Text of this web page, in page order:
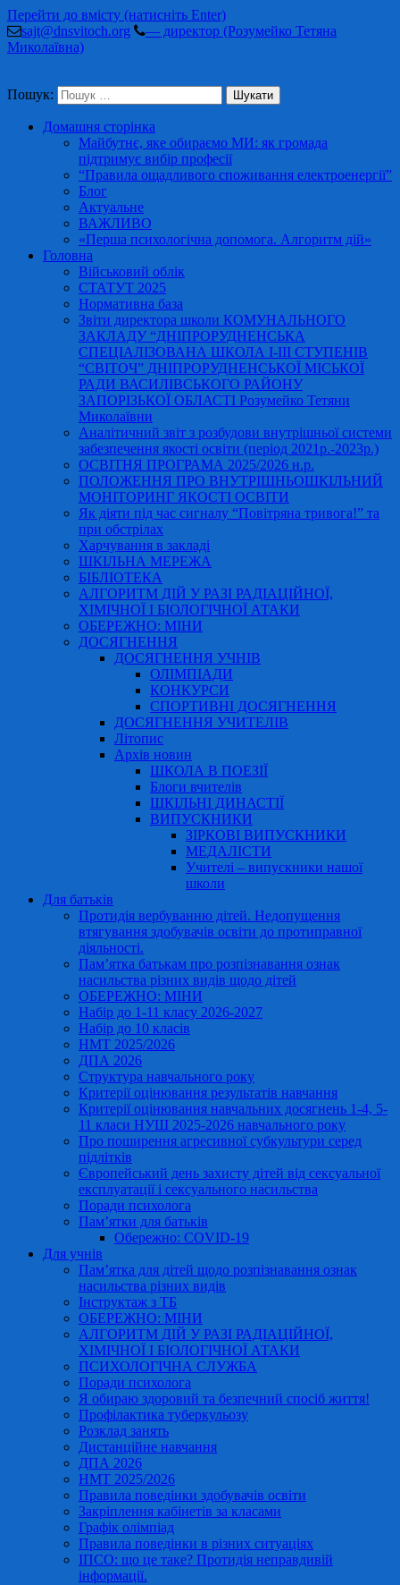
Перейти до вмісту (натисніть Enter)
sajt@dnsvitoch.org
— директор (Розумейко Тетяна
Миколаївна)
Пошук:
Домашня сторінка
Майбутнє, яке обираємо МИ: як громада
підтримує вибір професії
“Правила ощадливого споживання електроенергії”
Блог
Актуальне
ВАЖЛИВО
«Перша психологічна допомога. Алгоритм дій»
Головна
Військовий облік
СТАТУТ 2025
Нормативна база
Звіти директора школи КОМУНАЛЬНОГО
ЗАКЛАДУ “ДНІПРОРУДНЕНСЬКА
СПЕЦІАЛІЗОВАНА ШКОЛА І-ІІІ СТУПЕНІВ
“СВІТОЧ” ДНІПРОРУДНЕНСЬКОЇ МІСЬКОЇ
РАДИ ВАСИЛІВСЬКОГО РАЙОНУ
ЗАПОРІЗЬКОЇ ОБЛАСТІ Розумейко Тетяни
Миколаївни
Аналітичний звіт з розбудови внутрішньої системи
забезпечення якості освіти (період 2021р.-2023р.)
ОСВІТНЯ ПРОГРАМА 2025/2026 н.р.
ПОЛОЖЕННЯ ПРО ВНУТРІШНЬОШКІЛЬНИЙ
МОНІТОРИНГ ЯКОСТІ ОСВІТИ
Як діяти під час сигналу “Повітряна тривога!” та
при обстрілах
Харчування в закладі
ШКІЛЬНА МЕРЕЖА
БІБЛІОТЕКА
АЛГОРИТМ ДІЙ У РАЗІ РАДІАЦІЙНОЇ,
ХІМІЧНОЇ І БІОЛОГІЧНОЇ АТАКИ
ОБЕРЕЖНО: МІНИ
ДОСЯГНЕННЯ
ДОСЯГНЕННЯ УЧНІВ
ОЛІМПІАДИ
КОНКУРСИ
СПОРТИВНІ ДОСЯГНЕННЯ
ДОСЯГНЕННЯ УЧИТЕЛІВ
Літопис
Архів новин
ШКОЛА В ПОЕЗІЇ
Блоги вчителів
ШКІЛЬНІ ДИНАСТІЇ
ВИПУСКНИКИ
ЗІРКОВІ ВИПУСКНИКИ
МЕДАЛІСТИ
Учителі – випускники нашої
школи
Для батьків
Протидія вербуванню дітей. Недопущення
втягування здобувачів освіти до протиправної
діяльності.
Пам’ятка батькам про розпізнавання ознак
насильства різних видів щодо дітей
ОБЕРЕЖНО: МІНИ
Набір до 1-11 класу 2026-2027
Набір до 10 класів
НМТ 2025/2026
ДПА 2026
Структура навчального року
Критерії оцінювання результатів навчання
Критерії оцінювання навчальних досягнень 1-4, 5-
11 класи НУШ 2025-2026 навчального року
Про поширення агресивної субкультури серед
підлітків
Європейський день захисту дітей від сексуальної
експлуатації і сексуального насильства
Поради психолога
Пам’ятки для батьків
Обережно: COVID-19
Для учнів
Пам’ятка для дітей щодо розпізнавання ознак
насильства різних видів
Інструктаж з ТБ
ОБЕРЕЖНО: МІНИ
АЛГОРИТМ ДІЙ У РАЗІ РАДІАЦІЙНОЇ,
ХІМІЧНОЇ І БІОЛОГІЧНОЇ АТАКИ
ПСИХОЛОГІЧНА СЛУЖБА
Поради психолога
Я обираю здоровий та безпечний спосіб життя!
Профілактика туберкульозу
Розклад занять
Дистанційне навчання
ДПА 2026
НМТ 2025/2026
Правила поведінки здобувачів освіти
Закріплення кабінетів за класами
Графік олімпіад
Правила поведінки в різних ситуаціях
ІПСО: що це таке? Протидія неправдивій
інформації.